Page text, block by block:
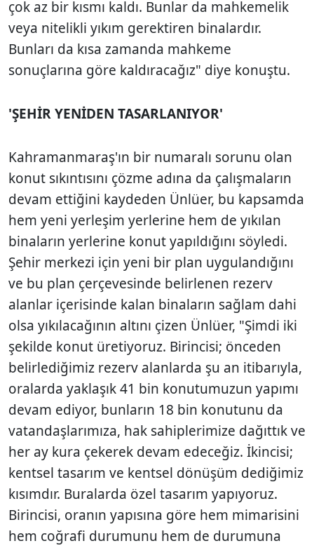
çok az bir kısmı kaldı. Bunlar da mahkemelik
veya nitelikli yıkım gerektiren binalardır.
Bunları da kısa zamanda mahkeme
sonuçlarına göre kaldıracağız" diye konuştu.
'ŞEHİR YENİDEN TASARLANIYOR'
Kahramanmaraş'ın bir numaralı sorunu olan
konut sıkıntısını çözme adına da çalışmaların
devam ettiğini kaydeden Ünlüer, bu kapsamda
hem yeni yerleşim yerlerine hem de yıkılan
binaların yerlerine konut yapıldığını söyledi.
Şehir merkezi için yeni bir plan uygulandığını
ve bu plan çerçevesinde belirlenen rezerv
alanlar içerisinde kalan binaların sağlam dahi
olsa yıkılacağının altını çizen Ünlüer, "Şimdi iki
şekilde konut üretiyoruz. Birincisi; önceden
belirlediğimiz rezerv alanlarda şu an itibarıyla,
oralarda yaklaşık 41 bin konutumuzun yapımı
devam ediyor, bunların 18 bin konutunu da
vatandaşlarımıza, hak sahiplerimize dağıttık ve
her ay kura çekerek devam edeceğiz. İkincisi;
kentsel tasarım ve kentsel dönüşüm dediğimiz
kısımdır. Buralarda özel tasarım yapıyoruz.
Birincisi, oranın yapısına göre hem mimarisini
hem coğrafi durumunu hem de durumuna